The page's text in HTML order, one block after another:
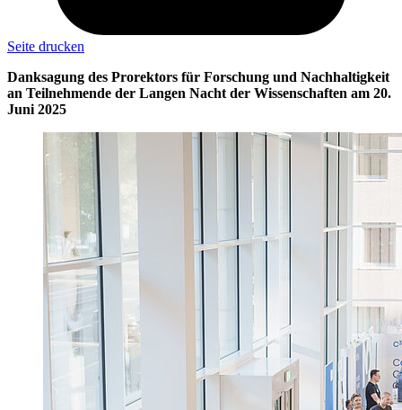
Seite drucken
Danksagung des Prorektors für Forschung und Nachhaltigkeit
an Teilnehmende der Langen Nacht der Wissenschaften am 20.
Juni 2025